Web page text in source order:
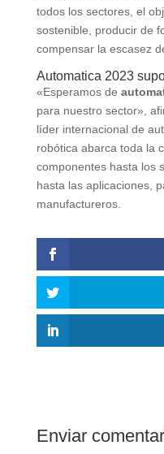
todos los sectores, el
sostenible, producir de
compensar la escasez
Automatica 2023
«Esperamos de
para nuestro sector»,
líder internacional de
robótica abarca toda la
componentes hasta los
hasta las aplicaciones,
manufactureros.
Enviar